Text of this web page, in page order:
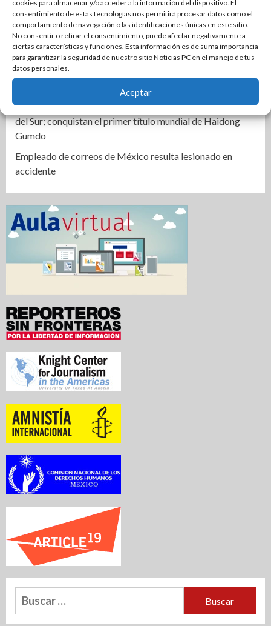
cookies para almacenar y/o acceder a la información del dispositivo. El
consentimiento de estas tecnologías nos permitirá procesar datos como el
comportamiento de navegación o las identificaciones únicas en este sitio.
No consentir o retirar el consentimiento, puede afectar negativamente a
ciertas características y funciones. Esta información es de suma importancia
para garantizar la seguridad de nuestro sitio Noticias PC en el manejo de tus
datos personales.
Aceptar
Instala Sector Salud Comité Estatal de Calidad en Salud
para garantizar un trato digno y humanitario a los
pacientes
Promueve CEDES Altamira reinserción social con
Ocho tamaulipecos hacen historia con México en Corea
del Sur; conquistan el primer título mundial de Haidong
Gumdo
Empleado de correos de México resulta lesionado en
accidente
Buscar: